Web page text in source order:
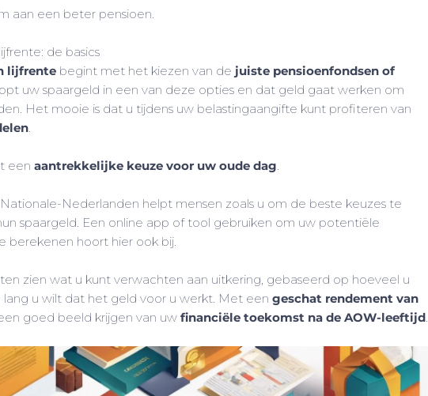
aan een beter pensioen.
de basics
lijfrente begint met het kiezen van de juiste pensioenfondsen of
uw spaargeld in een van deze opties en dat geld gaat werken om
Het mooie is dat u tijdens uw belastingaangifte kunt profiteren van
.
eenaantrekkelijke keuze voor uw oude dag.
Nederlanden helpt mensen zoals u om de beste keuzes te
spaargeld. Een online app of tool gebruiken om uw potentiële
berekenen hoort hier ook bij.
zien wat u kunt verwachten aan uitkering, gebaseerd op hoeveel u
lang u wilt dat het geld voor u werkt. Met eengeschat rendement van
goed beeld krijgen van uwfinanciële toekomst na de AOW-leeftijd.